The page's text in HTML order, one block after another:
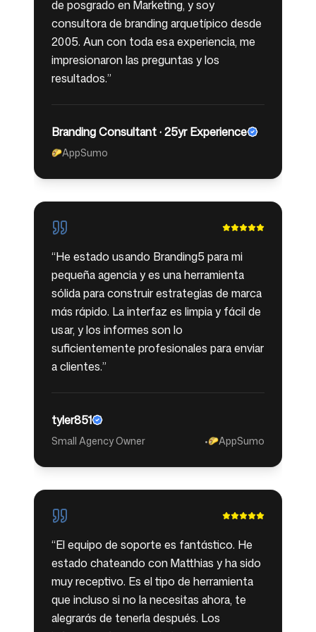
de posgrado en Marketing, y soy
consultora de branding arquetípico desde
2005. Aun con toda esa experiencia, me
impresionaron las preguntas y los
resultados.”
Branding Consultant · 25yr Experience
🌮AppSumo
“He estado usando Branding5 para mi
pequeña agencia y es una herramienta
sólida para construir estrategias de marca
más rápido. La interfaz es limpia y fácil de
usar, y los informes son lo
suficientemente profesionales para enviar
a clientes.”
tyler851
Small Agency Owner •🌮AppSumo
“El equipo de soporte es fantástico. He
estado chateando con Matthias y ha sido
muy receptivo. Es el tipo de herramienta
que incluso si no la necesitas ahora, te
alegrarás de tenerla después. Los